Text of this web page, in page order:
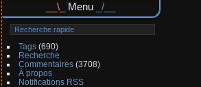
Menu
Tags(690)
Recherche
Commentaires(3708)
À propos
Notifications RSS